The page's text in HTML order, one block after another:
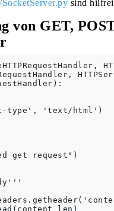
sind
von GET,
type', 'text/html')
get request")